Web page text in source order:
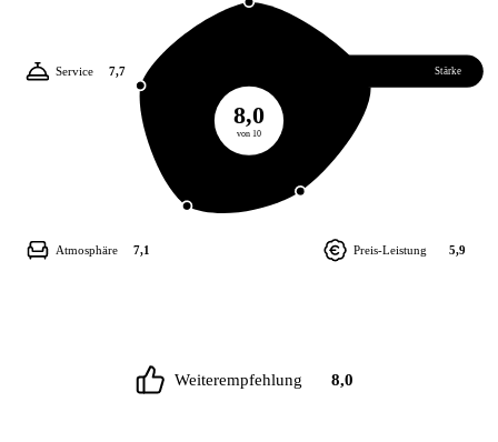
8,0
von 10
Stärke
Preis-Leistung 5,9
Atmosphäre 7,1
Service 7,7
Weiterempfehlung 8,0